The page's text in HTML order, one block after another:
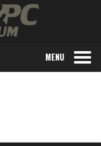
MENU